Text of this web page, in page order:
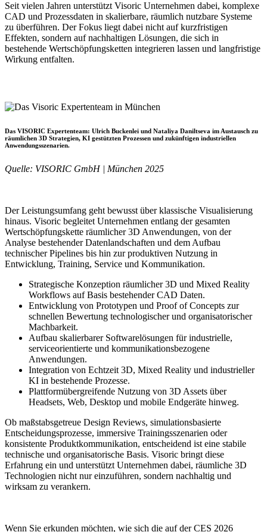
Seit vielen Jahren unterstützt Visoric Unternehmen dabei, komplexe
CAD und Prozessdaten in skalierbare, räumlich nutzbare Systeme
zu überführen. Der Fokus liegt dabei nicht auf kurzfristigen
Effekten, sondern auf nachhaltigen Lösungen, die sich in
bestehende Wertschöpfungsketten integrieren lassen und langfristige
Wirkung entfalten.
Das VISORIC Expertenteam: Ulrich Buckenlei und Nataliya Daniltseva im Austausch zu
räumlichen 3D Strategien, KI gestützten Prozessen und zukünftigen industriellen
Anwendungsszenarien.
Quelle: VISORIC GmbH | München 2025
Der Leistungsumfang geht bewusst über klassische Visualisierung
hinaus. Visoric begleitet Unternehmen entlang der gesamten
Wertschöpfungskette räumlicher 3D Anwendungen, von der
Analyse bestehender Datenlandschaften und dem Aufbau
technischer Pipelines bis hin zur produktiven Nutzung in
Entwicklung, Training, Service und Kommunikation.
Strategische Konzeption räumlicher 3D und Mixed Reality
Workflows auf Basis bestehender CAD Daten.
Entwicklung von Prototypen und Proof of Concepts zur
schnellen Bewertung technologischer und organisatorischer
Machbarkeit.
Aufbau skalierbarer Softwarelösungen für industrielle,
serviceorientierte und kommunikationsbezogene
Anwendungen.
Integration von Echtzeit 3D, Mixed Reality und industrieller
KI in bestehende Prozesse.
Plattformübergreifende Nutzung von 3D Assets über
Headsets, Web, Desktop und mobile Endgeräte hinweg.
Ob maßstabsgetreue Design Reviews, simulationsbasierte
Entscheidungsprozesse, immersive Trainingsszenarien oder
konsistente Produktkommunikation, entscheidend ist eine stabile
technische und organisatorische Basis. Visoric bringt diese
Erfahrung ein und unterstützt Unternehmen dabei, räumliche 3D
Technologien nicht nur einzuführen, sondern nachhaltig und
wirksam zu verankern.
Wenn Sie erkunden möchten, wie sich die auf der CES 2026